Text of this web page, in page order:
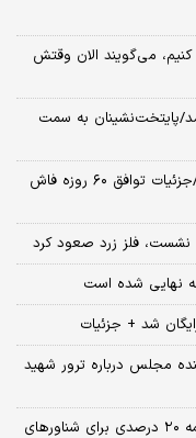
کنیم، می‌گویند الان وقتش
پایتخت‌نشینان به سمت
العربیه: توافق بازگشایی تنگه هرمز در راه است/جزئیات توافق ۶۰ روزه فاش
نهایی شده است
شد + جزئیات
مجلس درباره ترور شهید
جزئیاتی از طرح راهبردی امنیت تنگه هرمز/جریمه ۲۰ درصدی برای شناورهای